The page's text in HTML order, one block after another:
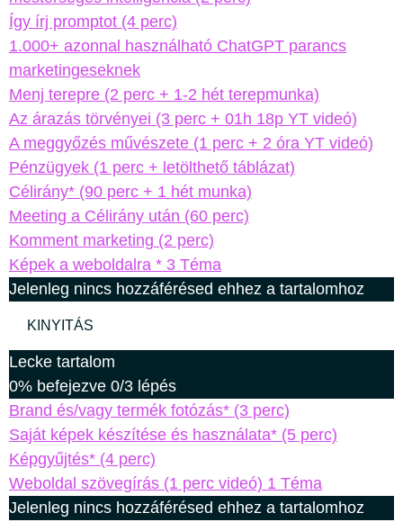
Így írj promptot (4 perc)
1.000+ azonnal használható ChatGPT parancs
marketingeseknek
Menj terepre (2 perc + 1-2 hét terepmunka)
Az árazás törvényei (3 perc + 01h 18p YT videó)
A meggyőzés művészete (1 perc + 2 óra YT videó)
Pénzügyek (1 perc + letölthető táblázat)
Célirány* (90 perc + 1 hét munka)
Meeting a Célirány után (60 perc)
Komment marketing (2 perc)
Képek a weboldalra * 3 Téma
Jelenleg nincs hozzáférésed ehhez a tartalomhoz
KINYITÁS
Lecke tartalom
0% befejezve 0/3 lépés
Brand és/vagy termék fotózás* (3 perc)
Saját képek készítése és használata* (5 perc)
Képgyűjtés* (4 perc)
Weboldal szövegírás (1 perc videó) 1 Téma
Jelenleg nincs hozzáférésed ehhez a tartalomhoz